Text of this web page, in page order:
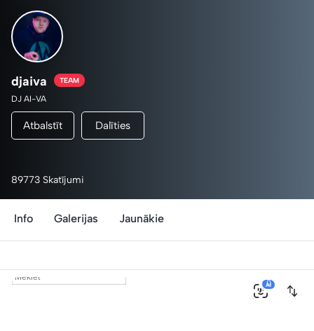
djaiva TEAM
DJ AI-VA
Atbalstīt Dalīties
89773 Skatījumi
Info Galerijas Jaunākie
0
AI